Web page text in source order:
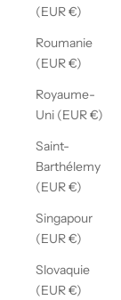
(EUR €)
Roumanie
(EUR €)
Royaume-
Uni (EUR €)
Saint-
Barthélemy
(EUR €)
Singapour
(EUR €)
Slovaquie
(EUR €)